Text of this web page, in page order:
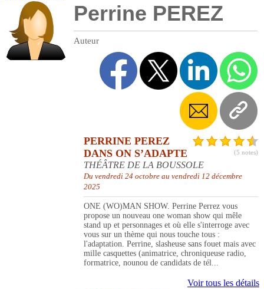
Perrine PEREZ
Auteur
(5 notes)
PERRINE PEREZ
DANS ON S’ADAPTE
THÉÂTRE DE LA BOUSSOLE
Du vendredi 24 octobre au vendredi 12 décembre
2025
ONE (WO)MAN SHOW. Perrine Perrez vous
propose un nouveau one woman show qui mêle
stand up et personnages et où elle s'interroge avec
vous sur un thème qui nous touche tous :
l'adaptation. Perrine, slasheuse sans fouet mais avec
mille casquettes (animatrice, chroniqueuse radio,
formatrice, nounou de candidats de tél...
Voir tous les détails